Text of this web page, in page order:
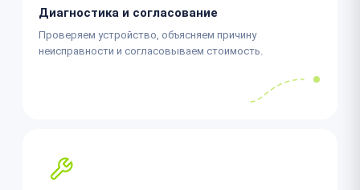
Диагностика и согласование
Проверяем устройство, объясняем причину
неисправности и согласовываем стоимость.